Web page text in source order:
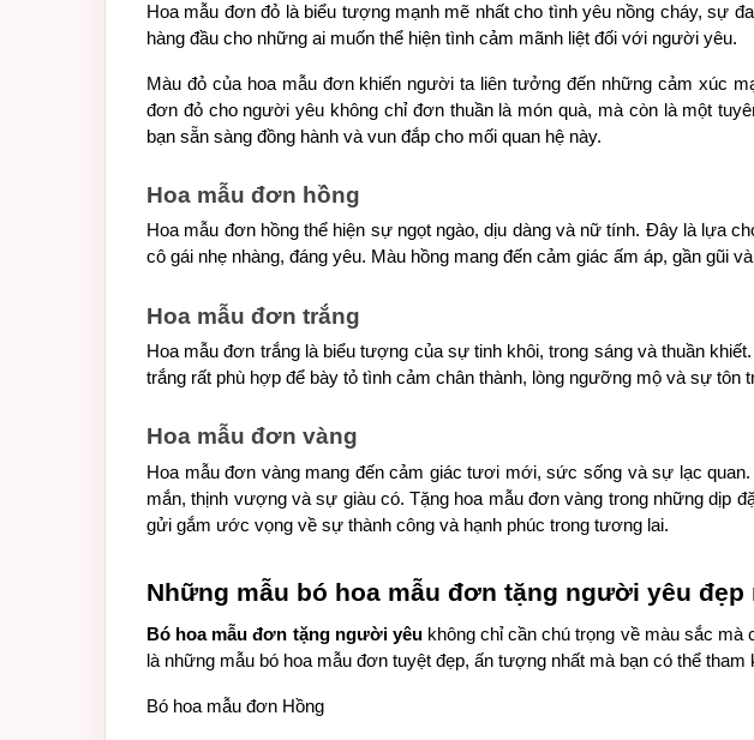
Hoa mẫu đơn đỏ là biểu tượng mạnh mẽ nhất cho tình yêu nồng cháy, sự
hàng đầu cho những ai muốn thể hiện tình cảm mãnh liệt đối với người yêu.
Màu đỏ của hoa mẫu đơn khiến người ta liên tưởng đến những cảm xúc
đơn đỏ cho người yêu không chỉ đơn thuần là món quà, mà còn là một
bạn sẵn sàng đồng hành và vun đắp cho mối quan hệ này.
Hoa mẫu đơn hồng
Hoa mẫu đơn hồng thể hiện sự ngọt ngào, dịu dàng và nữ tính. Đây là lựa
cô gái nhẹ nhàng, đáng yêu. Màu hồng mang đến cảm giác ấm áp, gần gũi
Hoa mẫu đơn trắng
Hoa mẫu đơn trắng là biểu tượng của sự tinh khôi, trong sáng và thuần
trắng rất phù hợp để bày tỏ tình cảm chân thành, lòng ngưỡng mộ và sự tôn
Hoa mẫu đơn vàng
Hoa mẫu đơn vàng mang đến cảm giác tươi mới, sức sống và sự lạc
mắn, thịnh vượng và sự giàu có. Tặng hoa mẫu đơn vàng trong những dịp
gửi gắm ước vọng về sự thành công và hạnh phúc trong tương lai.
Những mẫu bó hoa mẫu đơn tặng người yêu đẹp
Bó hoa mẫu đơn tặng người yêu không chỉ cần chú trọng về màu sắc mà
là những mẫu bó hoa mẫu đơn tuyệt đẹp, ấn tượng nhất mà bạn có thể tham
Bó hoa mẫu đơn Hồng